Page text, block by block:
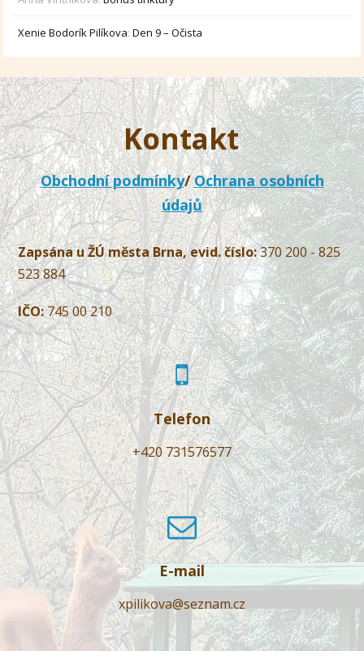
Xenie Bodorík Pilíkova:Den 9 – Očista
Kontakt
Obchodní podmínky/Ochrana osobních
údajů
Zapsána u ŽÚ města Brna, evid. číslo:370 200 - 825
523 884
IČO:745 00 210
Telefon
+420 731576577
E-mail
xpilikova@seznam.cz